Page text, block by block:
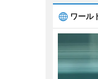
ワール